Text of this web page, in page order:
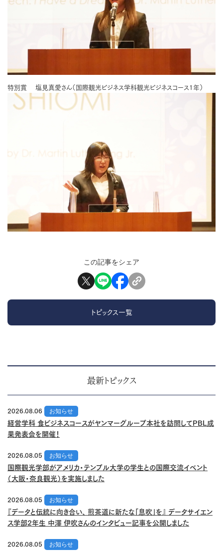
特別賞 塩見真愛さん（国際観光ビジネス学科観光ビジネスコース1年）
この記事をシェア
トピックス一覧
最新トピックス
2026.08.06
お知らせ
経営学科 食ビジネスコースがヤンマーグループ本社を訪問してPBL成
果発表会を開催！
2026.08.05
お知らせ
国際観光学部がアメリカ・テンプル大学の学生との国際交流イベント
（大阪・奈良観光）を実施しました
2026.08.05
お知らせ
『データと伝統に向き合い、 煎茶道に新たな「息吹」を』 データサイエン
ス学部2年生 中澤 伊吹さんのインタビュー記事を公開しました
2026.08.05
お知らせ